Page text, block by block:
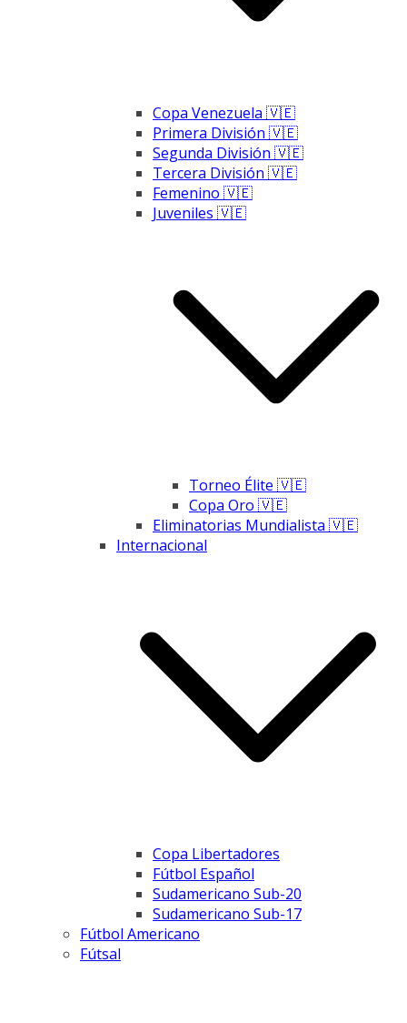
Copa Venezuela 🇻🇪
Primera División 🇻🇪
Segunda División 🇻🇪
Tercera División 🇻🇪
Femenino 🇻🇪
Juveniles 🇻🇪
Torneo Élite 🇻🇪
Copa Oro 🇻🇪
Eliminatorias Mundialista 🇻🇪
Internacional
Copa Libertadores
Fútbol Español
Sudamericano Sub-20
Sudamericano Sub-17
Fútbol Americano
Fútsal